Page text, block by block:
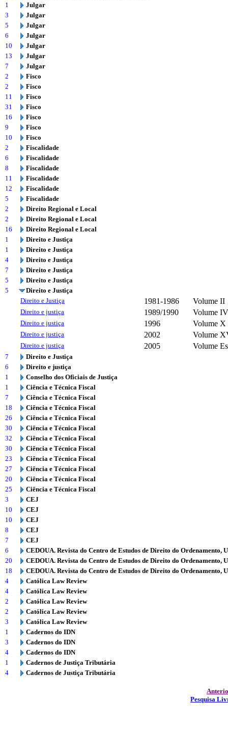
1
Julgar
3
Julgar
5
Julgar
6
Julgar
10
Julgar
13
Julgar
7
Julgar
2
Fisco
2
Fisco
11
Fisco
31
Fisco
16
Fisco
9
Fisco
10
Fisco
2
Fiscalidade
6
Fiscalidade
8
Fiscalidade
11
Fiscalidade
12
Fiscalidade
5
Fiscalidade
2
Direito Regional e Local
2
Direito Regional e Local
16
Direito Regional e Local
1
Direito e Justiça
1
Direito e Justiça
4
Direito e Justiça
7
Direito e Justiça
5
Direito e Justiça
5
Direito e Justiça
Direito e Justiça
1981-1986 Volume II
Direito e justiça 1989/1990 Volume IV
Direito e justiça 1996 Volume X
Direito e justiça 2002 Volume
Direito e justiça 2005 Volume
7
Direito e Justiça
6
Direito e justiça
1
Conselho dos Oficiais de Justiça
1
Ciência e Técnica Fiscal
7
Ciência e Técnica Fiscal
18
Ciência e Técnica Fiscal
26
Ciência e Técnica Fiscal
30
Ciência e Técnica Fiscal
32
Ciência e Técnica Fiscal
30
Ciência e Técnica Fiscal
23
Ciência e Técnica Fiscal
27
Ciência e Técnica Fiscal
20
Ciência e Técnica Fiscal
25
Ciência e Técnica Fiscal
3
CEJ
10
CEJ
10
CEJ
8
CEJ
7
CEJ
6
CEDOUA. Revista do Centro de Estudos de Direito do Ordenamento,
20
CEDOUA. Revista do Centro de Estudos de Direito do Ordenamento,
18
CEDOUA. Revista do Centro de Estudos de Direito do Ordenamento,
4
Católica Law Review
4
Católica Law Review
2
Católica Law Review
2
Católica Law Review
3
Católica Law Review
1
Cadernos do IDN
3
Cadernos do IDN
4
Cadernos do IDN
1
Cadernos de Justiça Tributária
4
Cadernos de Justiça Tributária
Pesquisa